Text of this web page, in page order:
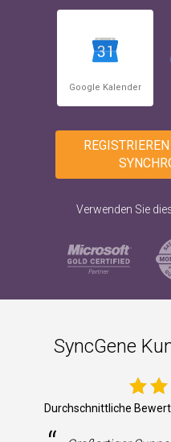
Google Kalender
Verwenden Sie
SyncGene
Durchschnittliche